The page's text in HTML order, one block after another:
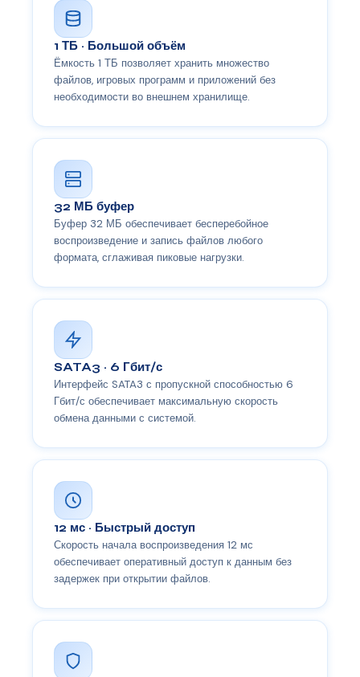
1 ТБ · Большой объём
Ёмкость 1 ТБ позволяет хранить множество
файлов, игровых программ и приложений без
необходимости во внешнем хранилище.
32 МБ буфер
Буфер 32 МБ обеспечивает бесперебойное
воспроизведение и запись файлов любого
формата, сглаживая пиковые нагрузки.
SATA3 · 6 Гбит/с
Интерфейс SATA3 с пропускной способностью 6
Гбит/с обеспечивает максимальную скорость
обмена данными с системой.
12 мс · Быстрый доступ
Скорость начала воспроизведения 12 мс
обеспечивает оперативный доступ к данным без
задержек при открытии файлов.